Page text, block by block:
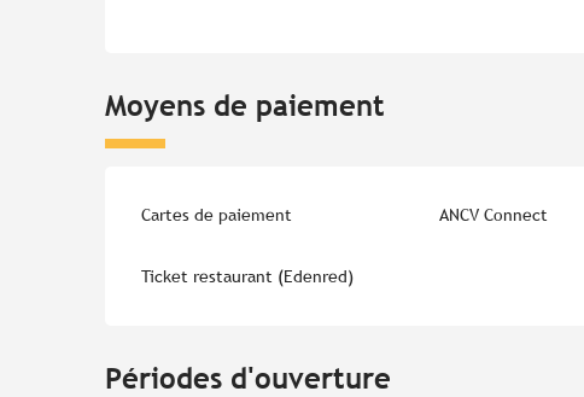
Moyens de paiement
Cartes de paiement ANCV Connect
Ticket restaurant (Edenred)
Périodes d'ouverture